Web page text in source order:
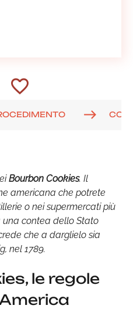
Bourbon Cookies. Il
americana che potrete
o nei supermercati più
una contea dello Stato
che a darglielo sia
nel 1789.
le regole